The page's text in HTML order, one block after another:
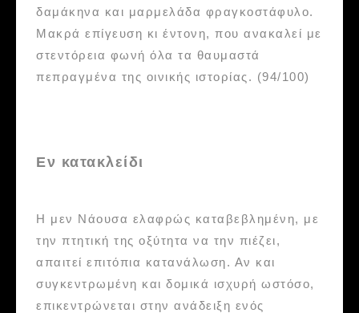
δαμάκηνα και μαρμελάδα φραγκοστάφυλο.
Μακρά επίγευση κι έντονη, που ανακαλεί με
στεντόρεια φωνή όλα τα θαυμαστά
πεπραγμένα της οινικής ιστορίας. (94/100)
Εν κατακλείδι
Η μεν Νάουσα ελαφρώς καταβεβλημένη, με
την πτητική της οξύτητα να την πιέζει,
απαιτεί επιτόπια κατανάλωση. Αν και
συγκεντρωμένη και δομικά ισχυρή ωστόσο,
επικεντρώνεται στην ανάδειξη ενός